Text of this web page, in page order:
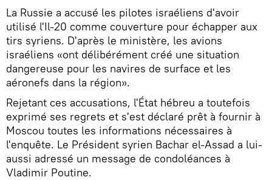
La Russie a accusé les pilotes israéliens d'avoir
utilisé l'Il-20 comme couverture pour échapper aux
tirs syriens. D'après le ministère, les avions
israéliens «ont délibérément créé une situation
dangereuse pour les navires de surface et les
aéronefs dans la région».
Rejetant ces accusations, l'État hébreu a toutefois
exprimé ses regrets et s'est déclaré prêt à fournir à
Moscou toutes les informations nécessaires à
l'enquête. Le Président syrien Bachar el-Assad a lui-
aussi adressé un message de condoléances à
Vladimir Poutine.